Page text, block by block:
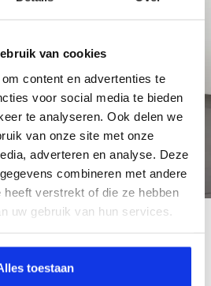
van cookies
content en advertenties te
voor social media te bieden
te analyseren. Ook delen we
van onze site met onze
adverteren en analyse. Deze
combineren met andere
heeft verstrekt of die ze hebben
uw gebruik van hun services.
toestaan